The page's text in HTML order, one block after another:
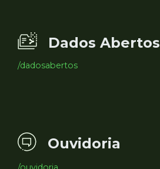
Dados Abertos
/dadosabertos
Ouvidoria